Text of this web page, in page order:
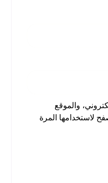
والموقع
لاستخدامها المرة